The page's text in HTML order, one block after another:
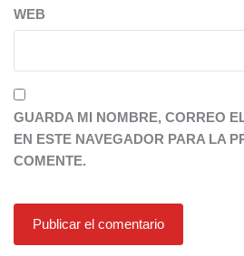
WEB
GUARDA MI NOMBRE, CORREO
EN ESTE NAVEGADOR PARA LA
COMENTE.